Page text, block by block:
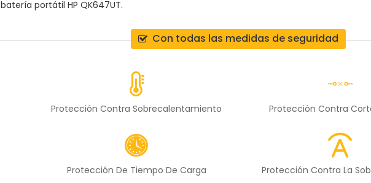
batería portátil HP QK647UT.
Con todas las medidas de seguridad
Protección Contra Sobrecalentamiento Protección Contra
Protección De Tiempo De Carga Protección Contra La